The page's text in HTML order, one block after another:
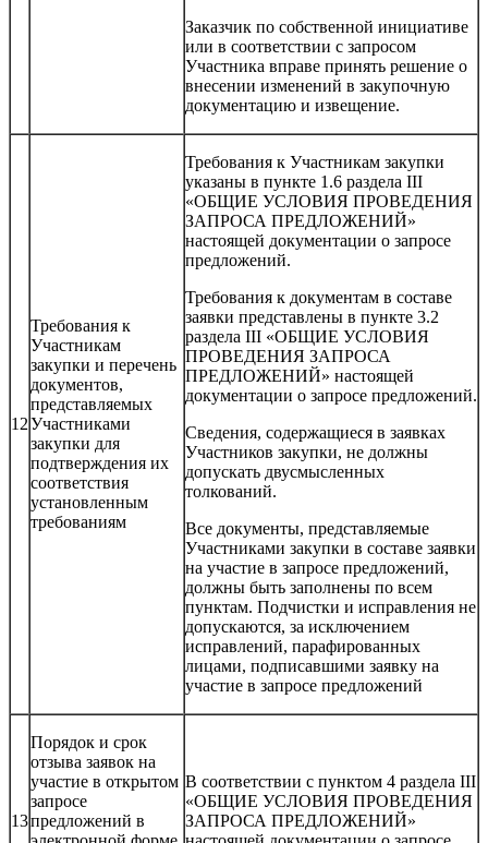
Заказчик по собственной инициативе
или в соответствии с запросом
Участника вправе принять решение о
внесении изменений в закупочную
документацию и извещение.
12
Требования к
Участникам
закупки и перечень
документов,
представляемых
Участниками
закупки для
подтверждения их
соответствия
установленным
требованиям
Требования к Участникам закупки
указаны в пункте 1.6 раздела III
«ОБЩИЕ УСЛОВИЯ ПРОВЕДЕНИЯ
ЗАПРОСА ПРЕДЛОЖЕНИЙ»
настоящей документации о запросе
предложений.
Требования к документам в составе
заявки представлены в пункте 3.2
раздела III «ОБЩИЕ УСЛОВИЯ
ПРОВЕДЕНИЯ ЗАПРОСА
ПРЕДЛОЖЕНИЙ» настоящей
документации о запросе предложений.
Сведения, содержащиеся в заявках
Участников закупки, не должны
допускать двусмысленных
толкований.
Все документы, представляемые
Участниками закупки в составе заявки
на участие в запросе предложений,
должны быть заполнены по всем
пунктам. Подчистки и исправления не
допускаются, за исключением
исправлений, парафированных
лицами, подписавшими заявку на
участие в запросе предложений
13
Порядок и срок
отзыва заявок на
участие в открытом
запросе
предложений в
В соответствии с пунктом 4 раздела III
«ОБЩИЕ УСЛОВИЯ ПРОВЕДЕНИЯ
ЗАПРОСА ПРЕДЛОЖЕНИЙ»